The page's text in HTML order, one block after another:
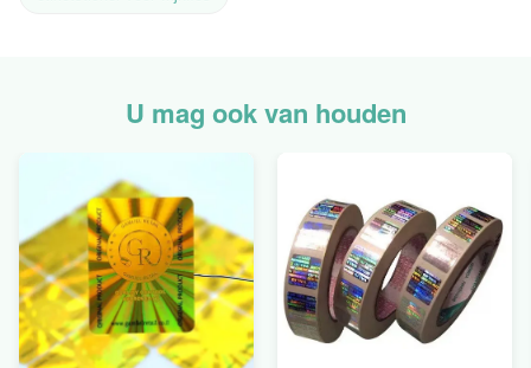
U mag ook van houden